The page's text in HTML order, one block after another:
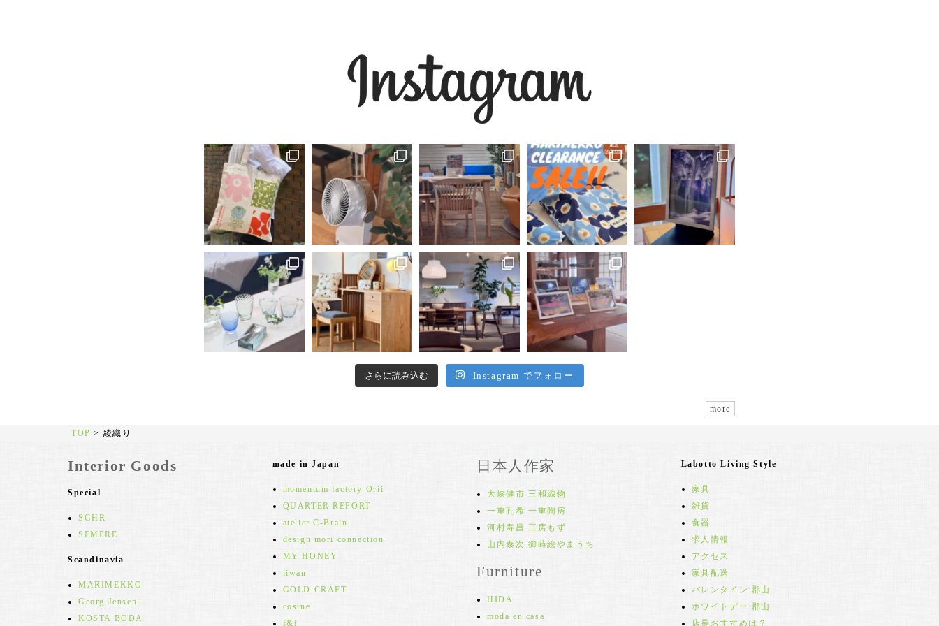
さらに読み込む Instagram でフォロー
more
TOP > 綾織り
Interior Goods
Special
SGHR
SEMPRE
Scandinavia
MARIMEKKO
Georg Jensen
KOSTA BODA
made in Japan
momentum factory Orii
QUARTER REPORT
atelier C-Brain
design mori connection
MY HONEY
iiwan
GOLD CRAFT
cosine
f&f
日本人作家
大峡健市 三和織物
一重孔希 一重陶房
河村寿昌 工房もず
山内泰次 御蒔絵やまうち
Furniture
HIDA
moda en casa
Labotto Living Style
家具
雑貨
食器
求人情報
アクセス
家具配送
バレンタイン 郡山
ホワイトデー 郡山
店長おすすめは？